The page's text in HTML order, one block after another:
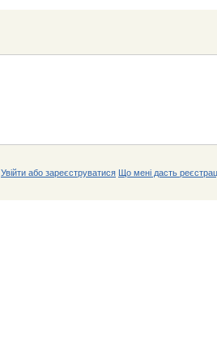
Увійти або зареєструватися Що мені дасть